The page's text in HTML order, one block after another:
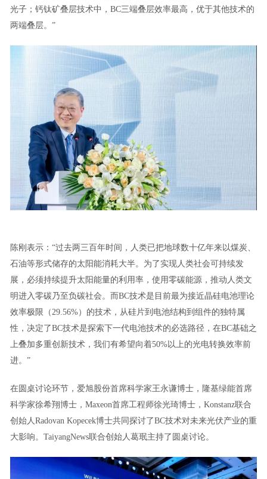
光子；钙钛矿叠层技术中，BC三端叠层效率最高，优于其他技术的
两端叠层。”
陈刚表示：“过去两三百年时间，人类已把地球数十亿年来以煤炭、
石油等形式储存的太阳能消耗大半。为了实现人类社会可持续发
展，必须持续提升太阳能量的利用率，使用零碳能源，推动人类文
明进入零碳乃至负碳社会。而BC技术是目前最为接近晶硅电池理论
效率极限（29.56%）的技术，从硅片到电池结构到组件的独特属
性，决定了BC技术是探索下一代电池技术的必选路径，在BC基础之
上叠加多重创新技术，我们有希望向着50%以上的光电转换效率前
进。”
在圆桌讨论环节，爱旭股份首席科学家王永谦博士，隆基绿能首席
科学家徐希翔博士，Maxeon首席工程师徐光琦博士，Konstanz联合
创始人Radovan Kopecek博士共同探讨了BC技术对未来光伏产业的重
大影响。TaiyangNews联合创始人葛珉主持了圆桌讨论。